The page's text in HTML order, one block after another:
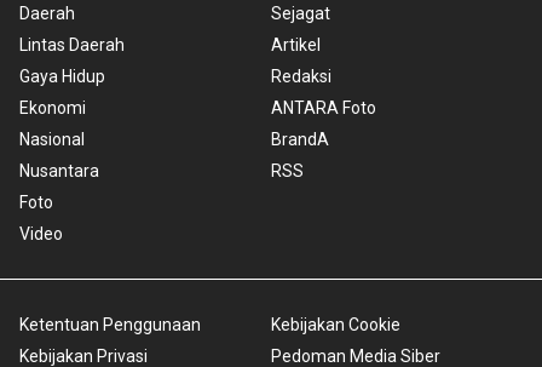
Daerah
Lintas Daerah
Gaya Hidup
Ekonomi
Nasional
Nusantara
Foto
Video
Sejagat
Artikel
Redaksi
ANTARA Foto
BrandA
RSS
Ketentuan Penggunaan
Kebijakan Privasi
Kebijakan Cookie
Pedoman Media Siber